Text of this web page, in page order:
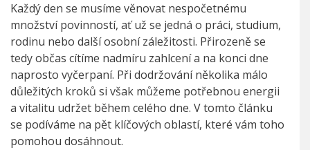
Každý den se musíme věnovat nespočetnému
množství povinností, ať už se jedná o práci, studium,
rodinu nebo další osobní záležitosti. Přirozeně se
tedy občas cítíme nadmíru zahlcení a na konci dne
naprosto vyčerpaní. Při dodržování několika málo
důležitých kroků si však můžeme potřebnou energii
a vitalitu udržet během celého dne. V tomto článku
se podíváme na pět klíčových oblastí, které vám toho
pomohou dosáhnout.